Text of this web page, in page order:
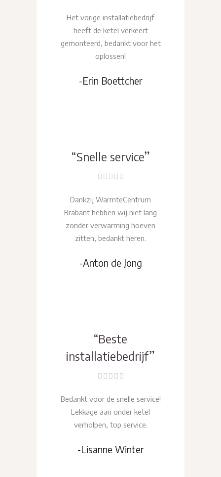
Het vorige installatiebedrijf
heeft de ketel verkeert
gemonteerd, bedankt voor het
oplossen!
-Erin Boettcher
“Snelle service”
Dankzij WarmteCentrum
Brabant hebben wij niet lang
zonder verwarming hoeven
zitten, bedankt heren.
-Anton de Jong
“Beste
installatiebedrijf”
Bedankt voor de snelle service!
Lekkage aan onder ketel
verholpen, top service.
-Lisanne Winter